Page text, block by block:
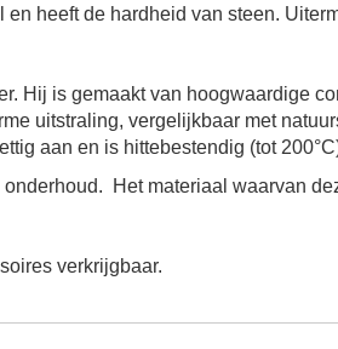
heeft de hardheid van steen.
Hij is gemaakt van hoogwaardige
uitstraling, vergelijkbaar met
aan en is hittebestendig (tot
Het materiaal waarvan
verkrijgbaar.